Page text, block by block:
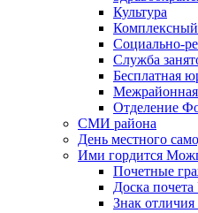
Культура
Комплексный
Социально-
Служба
Бесплатная
Отделение
СМИ района
День местного
Ими гордится
Почетные
Доска
Знак отличия